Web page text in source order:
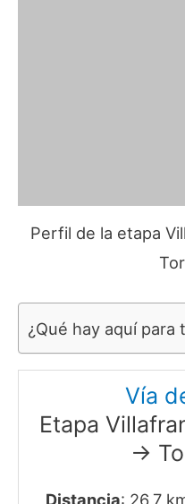
Perfil de la etapa
¿Qué hay aquí para
Vía
Etapa
→
Distancia: 26,7